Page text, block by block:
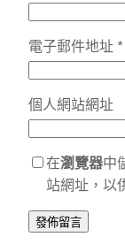
電子郵件地址 *
個人網站網址
在瀏覽器中
站網址，以